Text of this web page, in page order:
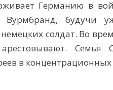
Германию в
Вурмбранд, будучи
солдат. Во
Семья
в концентрационных